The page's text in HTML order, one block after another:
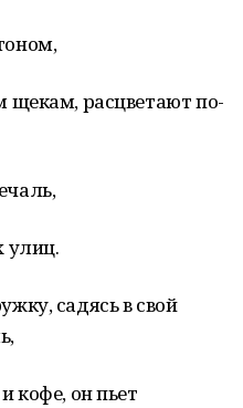
щекам, расцветают по-
улиц.
садясь в свой
кофе, он пьет